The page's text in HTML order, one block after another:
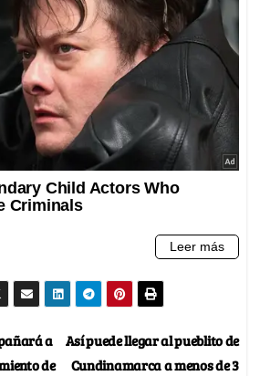
Así puede llegar al pueblito de
Cundinamarca a menos de 3
a
de